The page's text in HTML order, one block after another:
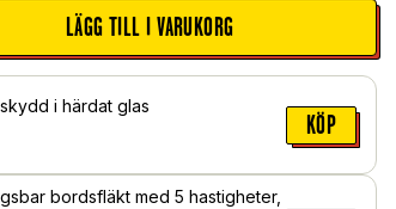
LÄGG TILL I VARUKORG
i härdat glas
KÖP
bordsfläkt med 5 hastigheter,